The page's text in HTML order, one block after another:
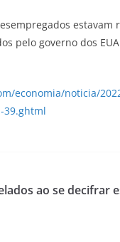
pelo governo dos
economia/noticia/
39.ghtml
ao se decifrar